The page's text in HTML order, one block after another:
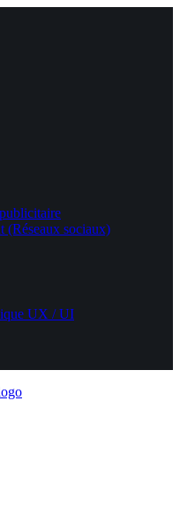
(Réseaux sociaux)
UX / UI